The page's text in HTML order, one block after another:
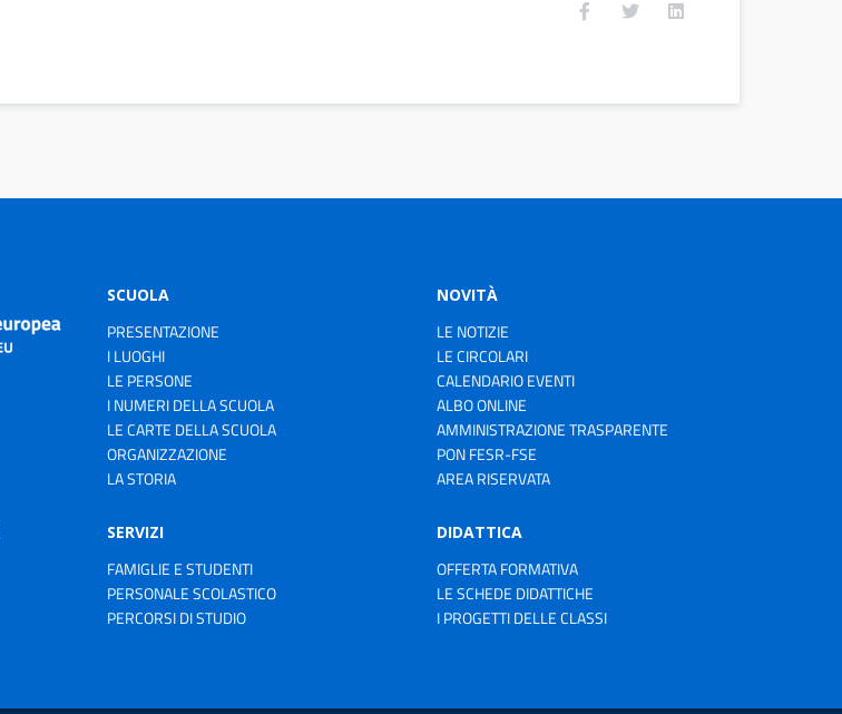
SCUOLA
PRESENTAZIONE
I LUOGHI
LE PERSONE
I NUMERI DELLA SCUOLA
LE CARTE DELLA SCUOLA
ORGANIZZAZIONE
LA STORIA
SERVIZI
FAMIGLIE E STUDENTI
PERSONALE SCOLASTICO
PERCORSI DI STUDIO
NOVITÀ
LE NOTIZIE
LE CIRCOLARI
CALENDARIO EVENTI
ALBO ONLINE
AMMINISTRAZIONE TRASPARENTE
PON FESR-FSE
AREA RISERVATA
DIDATTICA
OFFERTA FORMATIVA
LE SCHEDE DIDATTICHE
I PROGETTI DELLE CLASSI